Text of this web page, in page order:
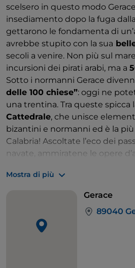
scelsero in questo modo
insediamento dopo la fuga
gettarono le fondamenta di
avrebbe stupito con la sua
secoli a venire. Non più sul
incursioni dei pirati arabi, ma a
Sotto i normanni Gerace
delle 100 chiese”: oggi ne
una trentina. Tra queste spicca
Cattedrale, che unisce
bizantini e normanni ed è la
Calabria! Ascoltate l’eco dei
navate, ammiratene le opere
Poi tornate a perdevi tra le
ricerca di un belvedere da cui
sulla Locride e
con l’Aspromonte alle spalle.
Se vi è venuta fame, dovete
Mostra di più
Gerace
89040